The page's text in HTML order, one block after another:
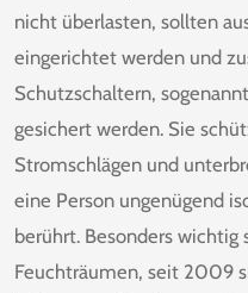
nicht überlasten, sollten
eingerichtet werden und
Schutzschaltern,
gesichert werden. Sie
Stromschlägen und
eine Person ungenügend
berührt. Besonders wichtig
Feuchträumen, seit 2009